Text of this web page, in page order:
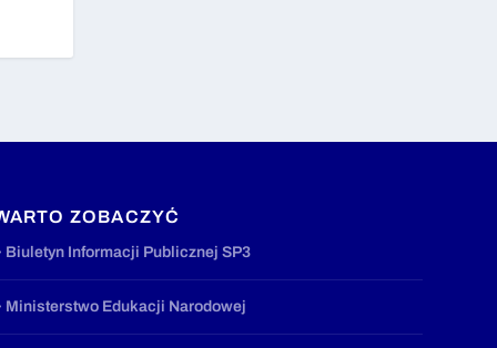
ZOBACZYĆ
Biuletyn Informacji Publicznej SP3
Ministerstwo Edukacji Narodowej